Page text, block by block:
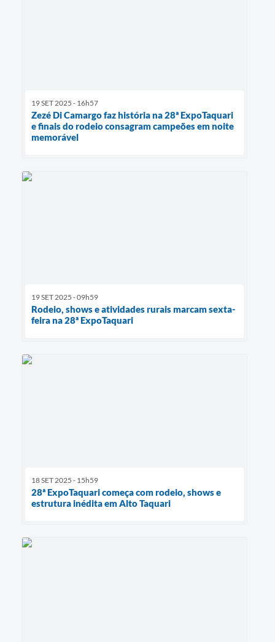
19 SET 2025 - 16h57
Zezé Di Camargo faz história na 28ª ExpoTaquari
e finais do rodeio consagram campeões em noite
memorável
19 SET 2025 - 09h59
Rodeio, shows e atividades rurais marcam sexta-
feira na 28ª ExpoTaquari
18 SET 2025 - 15h59
28ª ExpoTaquari começa com rodeio, shows e
estrutura inédita em Alto Taquari